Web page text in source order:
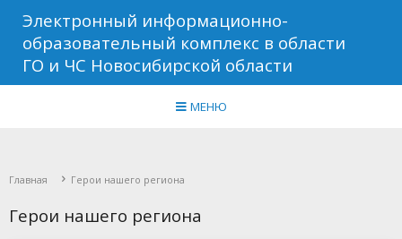
Электронный информационно-
образовательный комплекс в области
ГО и ЧС Новосибирской области
МЕНЮ
Главная Герои нашего региона
Герои нашего региона